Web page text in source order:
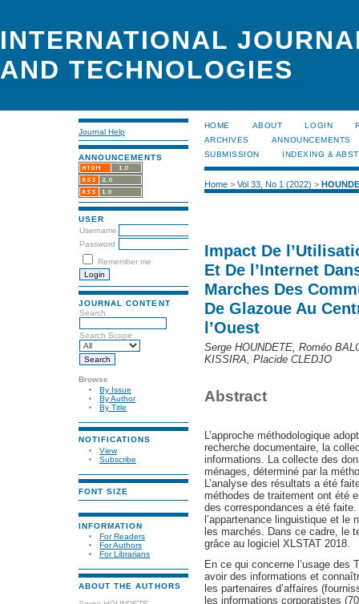
INTERNATIONAL
AND TECHNOLOGIES
Journal Help
ANNOUNCEMENTS
USER
Username
Password
Remember me
JOURNAL CONTENT
Search
Search Scope
Browse
By Issue
By Author
By Title
NOTIFICATIONS
View
Subscribe
FONT SIZE
INFORMATION
For Readers
For Authors
For Librarians
ABOUT THE AUTHORS
HOME ABOUT LOGIN
ARCHIVES
ANNOUNCEMENTS
SUBMISSION
INDEXING &
Home> Vol 33, No 1 (2022) >
Impact De
Et De l’Internet
Marches Des
De Glazoue Au
l’Ouest
Serge HOUNDETE, Roméo
KISSIRA, Placide CLEDJO
Abstract
L’approche méthodologique
recherche documentaire, la
informations. La collecte des
ménages, déterminé par la
L’analyse des résultats a été
méthodes de traitement ont été
des correspondances a été
l’appartenance linguistique et le
les marchés. Dans ce cadre, le
grâce au logiciel XLSTAT 2018.
En ce qui concerne l’usage
avoir des informations et
les partenaires d’affaires
les informations corporatistes